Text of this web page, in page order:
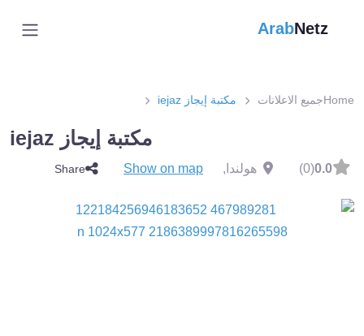
ArabNetz
Homeجميع الاعلانات مكتبة إيجاز iejaz
مكتبة إيجاز iejaz
0.0
(0) هولندا ,
Show on map
Share